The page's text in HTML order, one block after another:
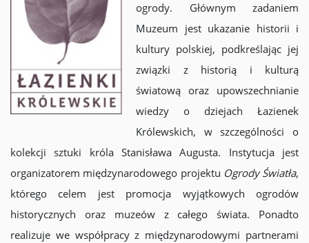
ogrody. Głównym zadaniem
Muzeum jest ukazanie historii i
kultury polskiej, podkreślając jej
związki z historią i kulturą
światową oraz upowszechnianie
wiedzy o dziejach Łazienek
Królewskich, w szczególności o
kolekcji sztuki króla Stanisława Augusta. Instytucja jest
organizatorem międzynarodowego projektu Ogrody Światła,
którego celem jest promocja wyjątkowych ogrodów
historycznych oraz muzeów z całego świata. Ponadto
realizuje we współpracy z międzynarodowymi partnerami